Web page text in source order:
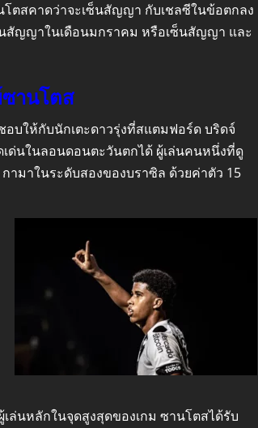
โตสคาดว่าจะเซ็นสัญญา กับเชลซีในข้อตกลง
สัญญาในเดือนมกราคม หรือเซ็นสัญญา และ
านโตส
บให้กับนักเตะดาวรุ่งที่สแตมฟอร์ด บริดจ์
เด่นในลอนดอนตะวันตกได้ ผู้เล่นคนหนึ่งที่ดู
ามาในระดับสองของบราซิล ด้วยค่าตัว 15
ล่นหลักในจุดสูงสุดของเกม ซานโตสได้รับ